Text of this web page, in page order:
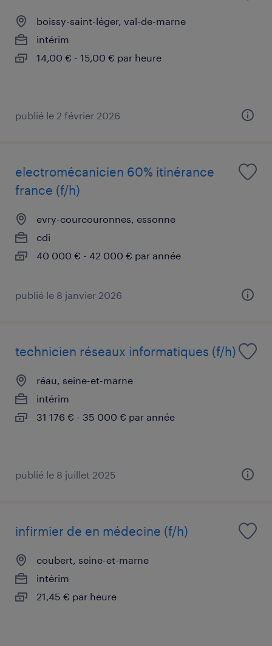
boissy-saint-léger, val-de-marne
intérim
14,00 € - 15,00 € par heure
publié le 2 février 2026
electromécanicien 60% itinérance
france (f/h)
evry-courcouronnes, essonne
cdi
40 000 € - 42 000 € par année
publié le 8 janvier 2026
technicien réseaux informatiques (f/h)
réau, seine-et-marne
intérim
31 176 € - 35 000 € par année
publié le 8 juillet 2025
infirmier de en médecine (f/h)
coubert, seine-et-marne
intérim
21,45 € par heure